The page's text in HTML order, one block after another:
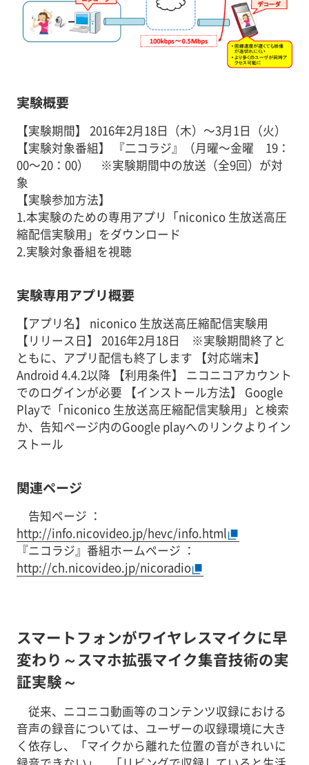
実験概要
【実験期間】 2016年2月18日（木）～3月1日（火）
【実験対象番組】 『二コラジ』（月曜～金曜 19：
00～20：00） ※実験期間中の放送（全9回）が対
象
【実験参加方法】
1.本実験のための専用アプリ「niconico 生放送高圧
縮配信実験用」をダウンロード
2.実験対象番組を視聴
実験専用アプリ概要
【アプリ名】 niconico 生放送高圧縮配信実験用
【リリース日】 2016年2月18日 ※実験期間終了と
ともに、アプリ配信も終了します 【対応端末】
Android 4.4.2以降 【利用条件】 ニコニコアカウント
でのログインが必要 【インストール方法】 Google
Playで「niconico 生放送高圧縮配信実験用」と検索
か、告知ページ内のGoogle playへのリンクよりイン
ストール
関連ページ
告知ページ ：
http://info.nicovideo.jp/hevc/info.html
『ニコラジ』番組ホームページ ：
http://ch.nicovideo.jp/nicoradio
スマートフォンがワイヤレスマイクに早
変わり～スマホ拡張マイク集音技術の実
証実験～
従来、ニコニコ動画等のコンテンツ収録における
音声の録音については、ユーザーの収録環境に大き
く依存し、「マイクから離れた位置の音がきれいに